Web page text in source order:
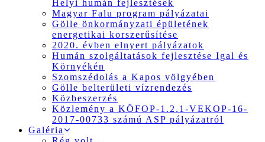
Helyi humán fejlesztések
Magyar Falu program pályázatai
Gölle önkormányzati épületének
energetikai korszerűsítése
2020. évben elnyert pályázatok
Humán szolgáltatások fejlesztése Igal és
Környékén
Szomszédolás a Kapos völgyében
Gölle belterületi vízrendezés
Közbeszerzés
Közlemény a KÖFOP-1.2.1-VEKOP-16-
2017-00733 számú ASP pályázatról
Galéria